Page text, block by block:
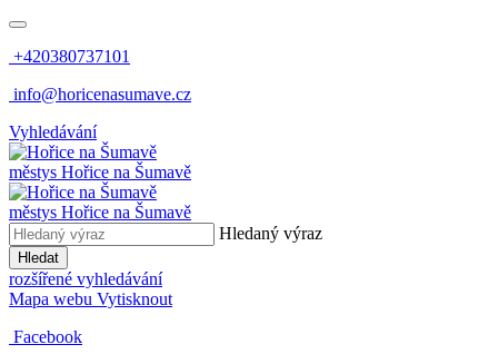
+420380737101
info@horicenasumave.cz
Vyhledávání
městys Hořice na Šumavě
městys Hořice na Šumavě
Hledaný výraz
Hledat
rozšířené vyhledávání
Mapa webu Vytisknout
Facebook